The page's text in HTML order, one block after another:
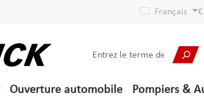
Français €
Ouverture automobile Pompiers &